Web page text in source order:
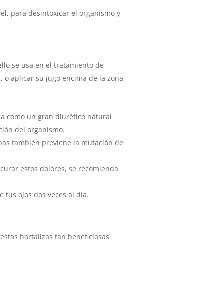
para desintoxicar el organismo y
se usa en el tratamiento de
aplicar su jugo encima de la zona
como un gran diurético natural
del organismo.
también previene la mutación de
estos dolores, se recomienda
tus ojos dos veces al día.
hortalizas tan beneficiosas